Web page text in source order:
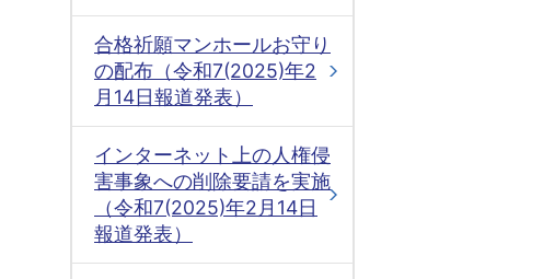
合格祈願マンホールお守り
の配布（令和7(2025)年2
月14日報道発表）
インターネット上の人権侵
害事象への削除要請を実施
（令和7(2025)年2月14日
報道発表）